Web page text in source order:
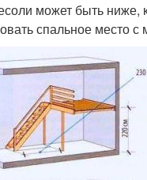
может быть
спальное место с